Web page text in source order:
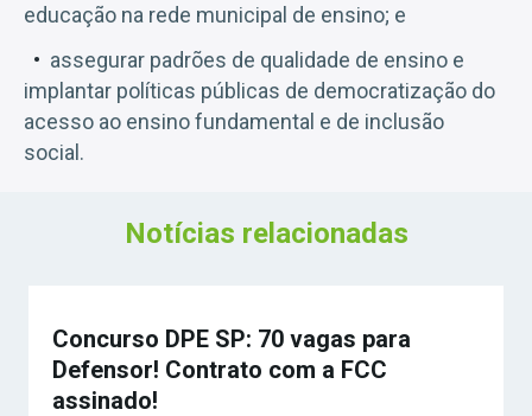
educação na rede municipal de ensino; e
assegurar padrões de qualidade de ensino e
implantar políticas públicas de democratização do
acesso ao ensino fundamental e de inclusão
social.
Notícias relacionadas
Concurso DPE SP: 70 vagas para
Defensor! Contrato com a FCC
assinado!